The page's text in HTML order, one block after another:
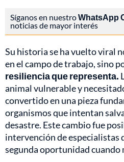
Síganos en nuestroWhatsApp
noticias de mayor interés
Su historia se ha vuelto viral
en el campo de trabajo, sino
resiliencia que representa.
animal vulnerable y
convertido en una pieza
organismos que intentan
desastre. Este cambio fue
intervención de especialistas
segunda oportunidad cuando